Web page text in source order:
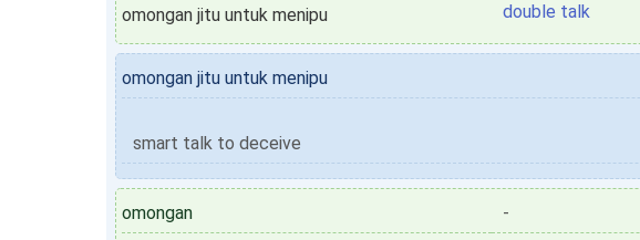
omongan jitu untuk menipu double talk
omongan jitu untuk menipu
smart talk to deceive
omongan
-